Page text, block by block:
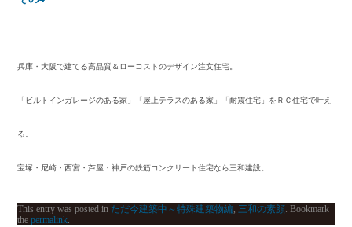
兵庫・大阪で建てる高品質＆ローコストのデザイン注文住宅。
「ビルトインガレージのある家」「屋上テラスのある家」「耐震住宅」をＲＣ住宅で叶え
る。
宝塚・尼崎・西宮・芦屋・神戸の鉄筋コンクリート住宅なら三和建設。
This entry was posted in ただ今建築中～特殊建築物編 三和の素顔 . Bookmark
thepermalink